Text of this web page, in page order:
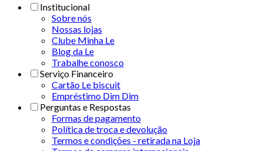
Institucional
Sobre nós
Nossas lojas
Clube Minha Le
Blog da Le
Trabalhe conosco
Serviço Financeiro
Cartão Le biscuit
Empréstimo Dim Dim
Perguntas e Respostas
Formas de pagamento
Política de troca e devolução
Termos e condições - retirada na Loja